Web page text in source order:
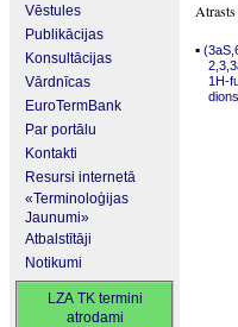
Vēstules
Publikācijas
Konsultācijas
Vārdnīcas
EuroTermBank
Par portālu
Kontakti
Resursi internetā
«Terminoloģijas
Jaunumi»
Atbalstītāji
Notikumi
LZA TK termini
atrodami
▪
1H-
dions